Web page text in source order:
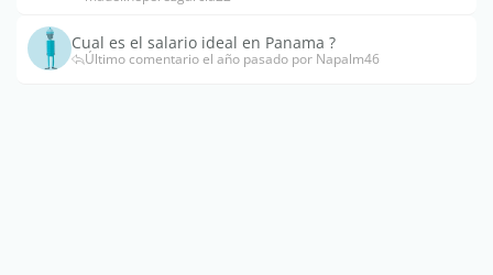
Cual es el salario ideal en Panama ?
Último comentario el año pasado por Napalm46